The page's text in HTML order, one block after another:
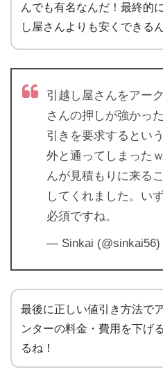
んでも有名なんだ！最終的
し屋さんよりも安くできるん
引越し屋さんをアー
さんの押しが強かっ
引きを要求するとい
外と通ってしまった
んが見積もりに来る
してくれました。い
必須ですね。
— Sinkai (@sinkai56)
最後に正しい値引き方法で
ンターの料金・費用を下げ
るね！